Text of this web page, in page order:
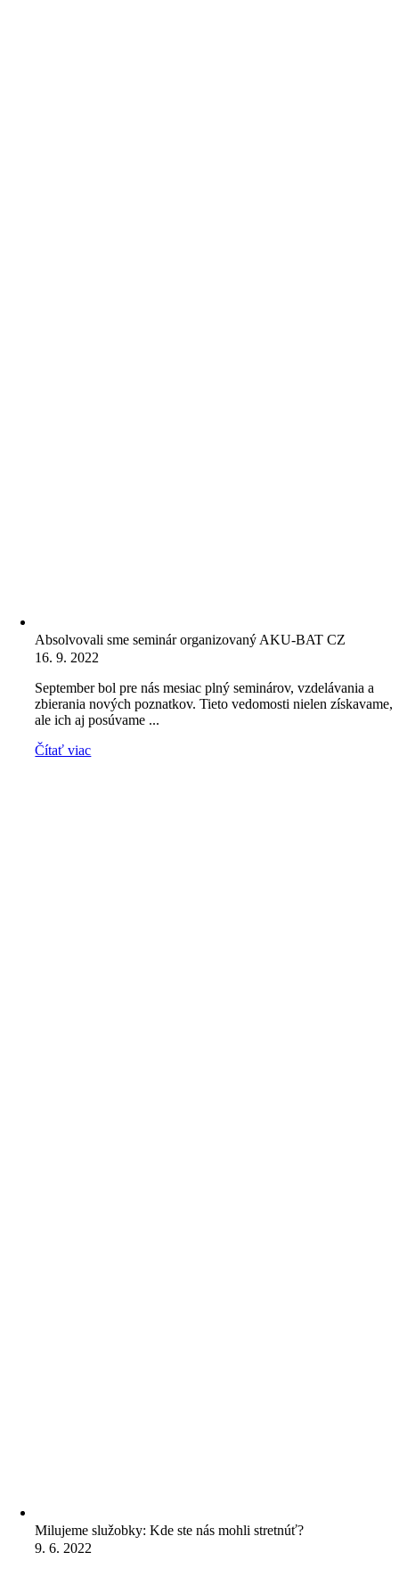
Absolvovali sme seminár organizovaný AKU-BAT CZ
16. 9. 2022
September bol pre nás mesiac plný seminárov, vzdelávania a
zbierania nových poznatkov. Tieto vedomosti nielen získavame,
ale ich aj posúvame ...
Čítať viac
Milujeme služobky: Kde ste nás mohli stretnúť?
9. 6. 2022